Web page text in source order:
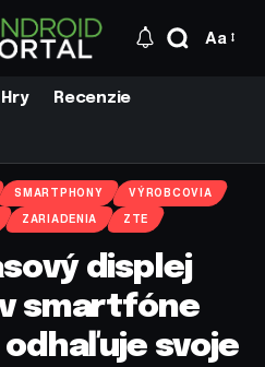
Aa
Hry Recenzie
SMARTPHONY VÝROBCOVIA
ZARIADENIA ZTE
displej
v smartfóne
odhaľuje svoje